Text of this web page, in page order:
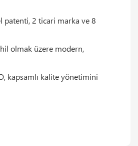
patenti, 2 ticari marka ve 8
olmak üzere modern,
kapsamlı kalite yönetimini